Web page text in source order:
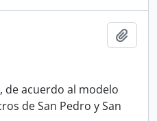
de acuerdo al modelo
de San Pedro y San